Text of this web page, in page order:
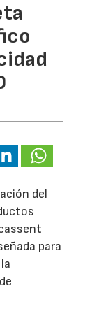
del
para